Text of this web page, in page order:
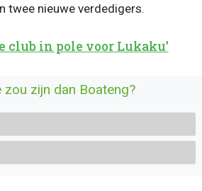
twee nieuwe verdedigers.
club in pole voor Lukaku’
zijn dan Boateng?